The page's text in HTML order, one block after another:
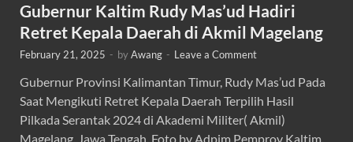
Gubernur Kaltim Rudy Mas’ud Hadiri
Retret Kepala Daerah di Akmil Magelang
February 21, 2025 - byAwang - Leave a Comment
Gubernur Provinsi Kalimantan Timur, Rudy Mas’ud Pada
Saat Mengikuti Retret Kepala Daerah Terpilih Hasil
Pilkada Serantak 2024 di Akademi Militer( Akmil)
Magelang, Jawa Tengah. Foto by Adpim Pemprov Kaltim.